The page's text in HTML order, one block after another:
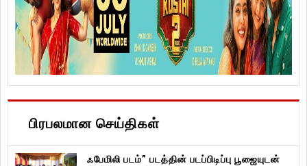
பிரபலமான செய்திகள்
ஃபேமிலி படம்” படத்தின் படப்பிடிப்பு பூஜையுடன்